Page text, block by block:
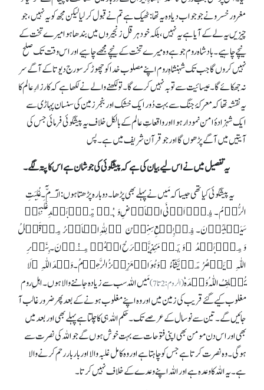
مغرور خسرو نے جو جواب دیا وہ یہ تھا: ٹھیک ہے تم نے قبول کر لیا لیکن مجھ کو یہ نہیں، جو
چیزیں یہ لے کے آیا ہے یہ نہیں، بلکہ خود ہرقل زنجیروں میں بندھا ہوا میرے تخت کے
نیچے چاہیے۔ بادشاہ روم جو ہے وہ میرے تخت کے نیچے مجھے چاہیے اور اس وقت تک صلح
نہیں کروں گا جب تک شہنشاہِ روم اپنے مصلوب خدا کو چھوڑ کر سورج دیوتا کے آگے سر
نہ جھکائے گا۔ عیسائیت سے توبہ نہیں کرے گا۔ تو لکھنے والے نے لکھا ہے کہ کارزارِ عالم کا
یہ نقشہ تھا کہ معرکۂ جنگ سے بہت دُور ایک خشک اور بنجر زمین کی سنسان پہاڑی سے
ایک شہزادۂ امن نمودار ہوا اور واقعاتِ عالم کے بالکل خلاف یہ پیشگوئی فرمائی جس کی
آیتیں میں آگے پڑھوں گا اور جو قرآن شریف میں ہے۔ پس
یہ تفصیل میں نے اس لیے بیان کی ہے کہ پیشگوئی کی جو شان ہے اس کا پتہ لگے۔
یہ پیشگوئی کیا تھی جیساکہ مَیں نے پہلے بھی پڑھا۔ دوبارہ پڑھتا ہوں: الٓـمّٓ۔غُلِبَتِ
الرُّوۡمُ۔ فِیۡۤ اَدۡنَی الۡاَرۡضِ وَہُمۡ مِّنۡۢ بَعۡدِ غَلَبِہِمۡ
سَیَغۡلِبُوۡنَ۔ فِیۡ بِضۡعِ سِنِیۡنَ ۬ؕ لِلّٰہِ الۡاَمۡرُ مِنۡ قَبۡلُ
وَمِنۡۢ بَعۡدُ ؕ وَیَوۡمَئِذٍ یَّفۡرَحُ الۡمُؤۡمِنُوۡنَ۔ بِنَصۡرِ
اللّٰہِ ؕ یَنۡصُرُ مَنۡ یَّشَآءُ ؕ وَہُوَ الۡعَزِیۡزُ الرَّحِیۡمُ۔ وَعۡدَ اللّٰہِ ؕ لَا
یُخۡلِفُ اللّٰہُ وَعۡدَہٗ(الروم: 2تا 7)
مَیں اللہ سب سے زیادہ جاننے والا ہوں۔ اہلِ روم
مغلوب کیے گئے قریب کی زمین میں اور وہ اپنے مغلوب ہونے کے بعد پھر ضرور غالب آ
جائیں گے۔ تین سے نو سال کے عرصے تک۔ حکم اللہ ہی کا چلتا ہے پہلے بھی اور بعد میں
بھی اور اس دن مومن بھی اپنی فتوحات سے بہت خوش ہوں گے جو اللہ کی نصرت سے
ہو گی۔ وہ نصرت کرتا ہے جس کو چاہتا ہے اور وہ کامل غلبہ والا اور بار بار رحم کرنے والا
ہے۔ یہ اللہ کا وعدہ ہے اور اللہ اپنے وعدے کے خلاف نہیں کرتا۔